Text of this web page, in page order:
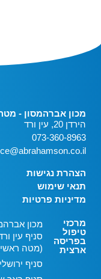
מכון אברהמסון -
הירדן 20, עין ורד
073-360-8963
הצהרת נגישות
תנאי שימוש
מדיניות פרטיות
מרכזי
טיפול
בפריסה
ארצית
מכון
סניף עין
(מטה
סניף